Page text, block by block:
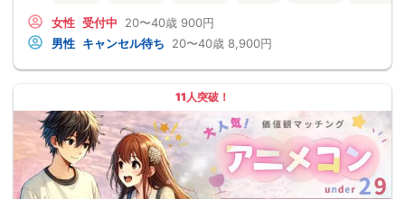
女性 受付中 20〜40歳 900円
男性 キャンセル待ち 20〜40歳 8,900円
11人突破！